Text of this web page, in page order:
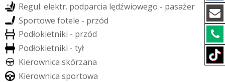
Regul. elektr. podparcia lędźwiowego - pasażer
Sportowe fotele - przód
Podłokietniki - przód
Podłokietniki - tył
Kierownica skórzana
Kierownica sportowa